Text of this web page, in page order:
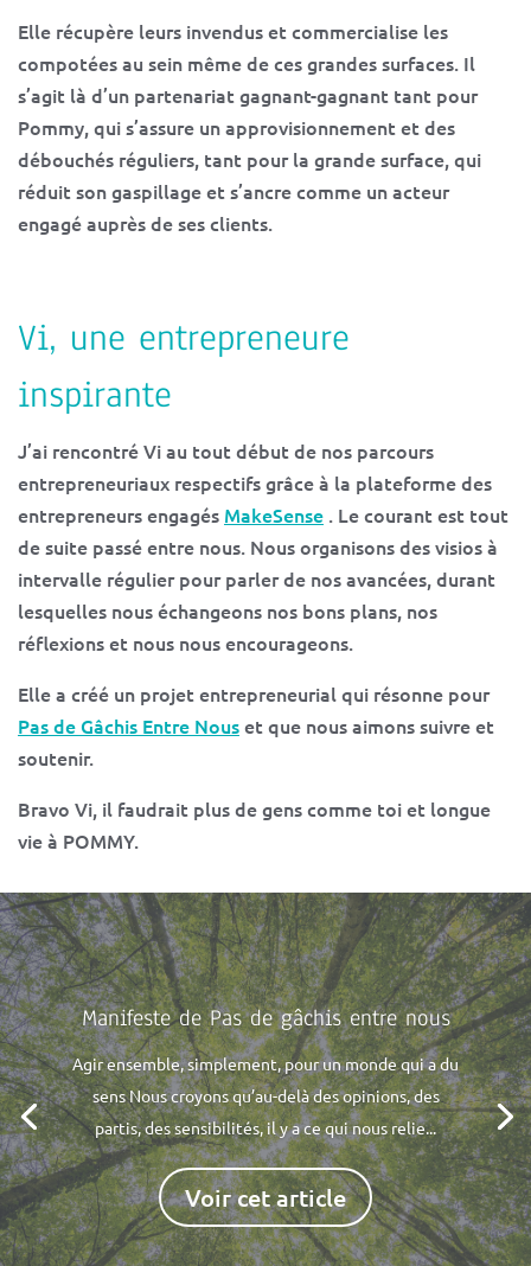
Elle récupère leurs invendus et commercialise les
compotées au sein même de ces grandes surfaces. Il
s’agit là d’un partenariat gagnant-gagnant tant pour
Pommy, qui s’assure un approvisionnement et des
débouchés réguliers, tant pour la grande surface, qui
réduit son gaspillage et s’ancre comme un acteur
engagé auprès de ses clients.
Vi, une entrepreneure
inspirante
J’ai rencontré Vi au tout début de nos parcours
entrepreneuriaux respectifs grâce à la plateforme des
entrepreneurs engagés MakeSense . Le courant est tout
de suite passé entre nous. Nous organisons des visios à
intervalle régulier pour parler de nos avancées, durant
lesquelles nous échangeons nos bons plans, nos
réflexions et nous nous encourageons.
Elle a créé un projet entrepreneurial qui résonne pour
Pas de Gâchis Entre Nouset que nous aimons suivre et
soutenir.
Bravo Vi, il faudrait plus de gens comme toi et longue
vie à POMMY.
Manifeste de Pas de gâchis entre nous
Agir ensemble, simplement, pour un monde qui a du
sens Nous croyons qu’au-delà des opinions, des
partis, des sensibilités, il y a ce qui nous relie...
Voir cet article